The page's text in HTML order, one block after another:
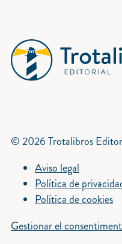
© 2026 Trotalibros
Aviso legal
Política de
Política de cookies
Gestionar el